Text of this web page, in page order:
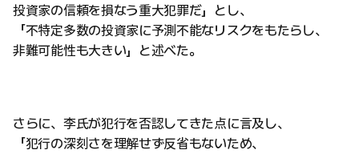
投資家の信頼を損なう重大犯罪だ」とし、
「不特定多数の投資家に予測不能なリスクをもたらし、
非難可能性も大きい」と述べた。
さらに、李氏が犯行を否認してきた点に言及し、
「犯行の深刻さを理解せず反省もないため、